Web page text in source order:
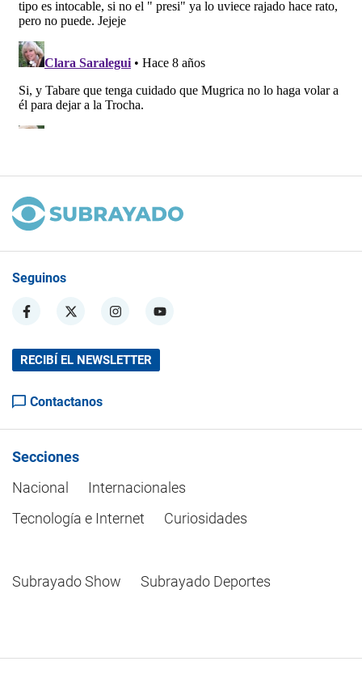
Seguinos
RECIBÍ EL NEWSLETTER
Contactanos
Secciones
Nacional
Internacionales
Tecnología e Internet
Curiosidades
Subrayado Show Subrayado Deportes